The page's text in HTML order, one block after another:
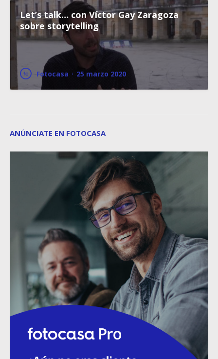
Let’s talk… con Víctor Gay Zaragoza
sobre storytelling
Fotocasa · 25 marzo 2020
ANÚNCIATE EN FOTOCASA